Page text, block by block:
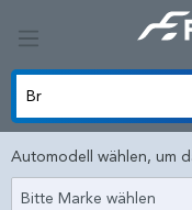
Automodell wählen, um
Bitte Marke wählen